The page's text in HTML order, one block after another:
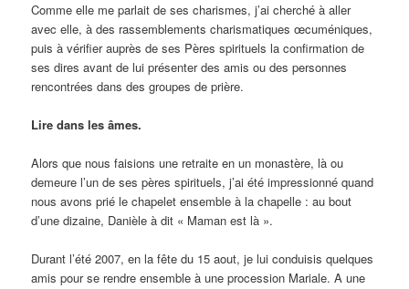
Comme elle me parlait de ses charismes, j’ai cherché à aller
avec elle, à des rassemblements charismatiques œcuméniques,
puis à vérifier auprès de ses Pères spirituels la confirmation de
ses dires avant de lui présenter des amis ou des personnes
rencontrées dans des groupes de prière.
Lire dans les âmes.
Alors que nous faisions une retraite en un monastère, là ou
demeure l’un de ses pères spirituels, j’ai été impressionné quand
nous avons prié le chapelet ensemble à la chapelle : au bout
d’une dizaine, Danièle à dit « Maman est là ».
Durant l’été 2007, en la fête du 15 aout, je lui conduisis quelques
amis pour se rendre ensemble à une procession Mariale. A une